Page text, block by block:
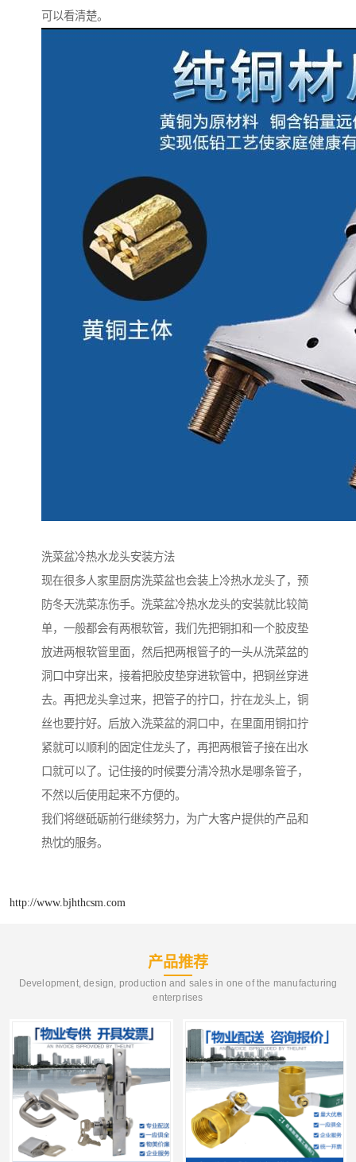
可以看清楚。
洗菜盆冷热水龙头安装方法
现在很多人家里厨房洗菜盆也会装上冷热水龙头了，预
防冬天洗菜冻伤手。洗菜盆冷热水龙头的安装就比较简
单，一般都会有两根软管，我们先把铜扣和一个胶皮垫
放进两根软管里面，然后把两根管子的一头从洗菜盆的
洞口中穿出来，接着把胶皮垫穿进软管中，把铜丝穿进
去。再把龙头拿过来，把管子的拧口，拧在龙头上，铜
丝也要拧好。后放入洗菜盆的洞口中，在里面用铜扣拧
紧就可以顺利的固定住龙头了，再把两根管子接在出水
口就可以了。记住接的时候要分清冷热水是哪条管子，
不然以后使用起来不方便的。
我们将继砥砺前行继续努力，为广大客户提供的产品和
热忱的服务。
http://www.bjhthcsm.com
产品推荐
Development, design, production and sales in one of the manufacturing
enterprises